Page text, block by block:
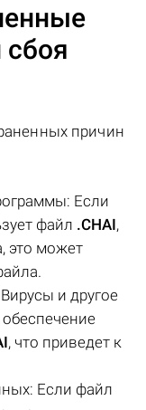
сбоя
причин
Если
файл .CHAI,
это может
и другое
, что приведет к
Если файл